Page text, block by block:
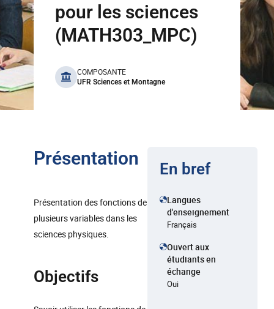
pour les sciences
(MATH303_MPC)
benefits
COMPOSANTE
UFR Sciences et Montagne
Présentation
Présentation des fonctions de
plusieurs variables dans les
sciences physiques.
Objectifs
En bref
Langues
d'enseignement
Français
Ouvert aux
étudiants en
échange
Oui